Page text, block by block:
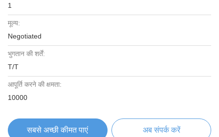
1
मूल्य:
Negotiated
भुगतान की शर्तें:
T/T
आपूर्ति करने की क्षमता:
10000
सबसे अच्छी कीमत पाएं अब संपर्क करें